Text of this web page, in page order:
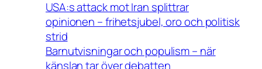
USA:s attack mot Iran splittrar
opinionen – frihetsjubel, oro och politisk
strid
Barnutvisningar och populism – när
känslan tar över debatten